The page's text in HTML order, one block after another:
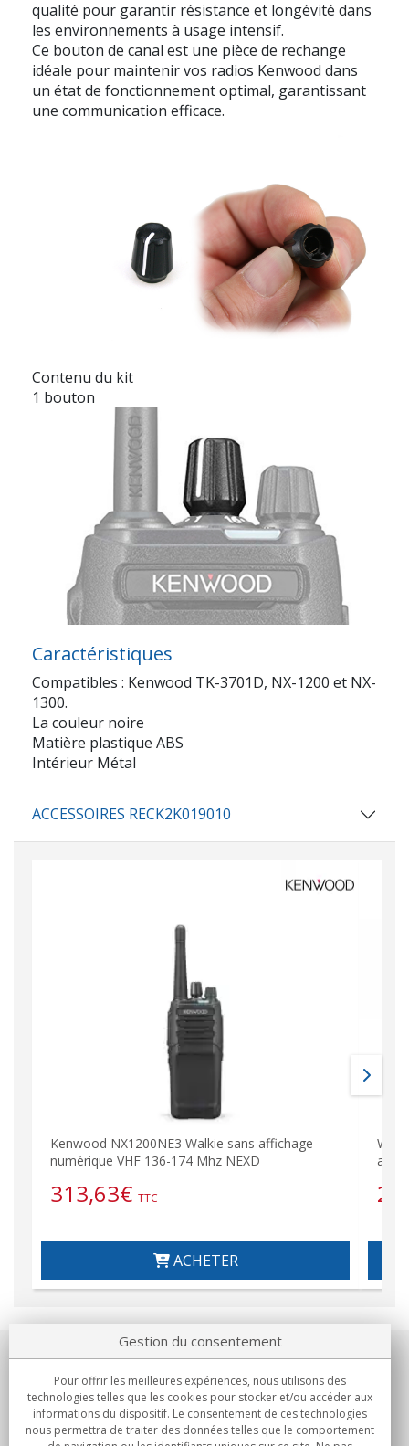
qualité pour garantir résistance et longévité dans
les environnements à usage intensif.
Ce bouton de canal est une pièce de rechange
idéale pour maintenir vos radios Kenwood dans
un état de fonctionnement optimal, garantissant
une communication efficace.
Contenu du kit
1 bouton
Caractéristiques
Compatibles : Kenwood TK-3701D, NX-1200 et NX-
1300.
La couleur noire
Matière plastique ABS
Intérieur Métal
ACCESSOIRES RECK2K019010
Kenwood NX1200NE3 Walkie sans affichage
numérique VHF 136-174 Mhz NEXD
313,63€ TTC
ACHETER
Notre société
Engagements
Gestion du consentement
Pour offrir les meilleures expériences, nous utilisons des
technologies telles que les cookies pour stocker et/ou accéder aux
informations du dispositif. Le consentement de ces technologies
nous permettra de traiter des données telles que le comportement